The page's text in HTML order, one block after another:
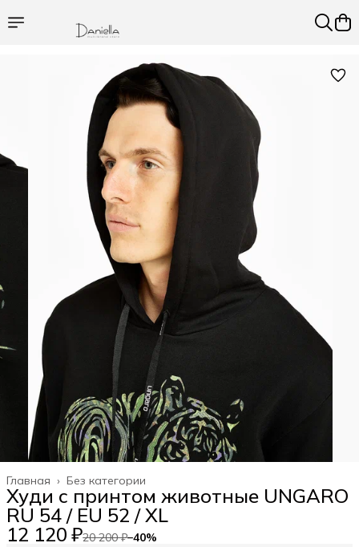
Без категории
Главная ›
Худи с принтом животные UNGARO
RU 54 / EU 52 / XL
12 120 ₽20 200 ₽−40%